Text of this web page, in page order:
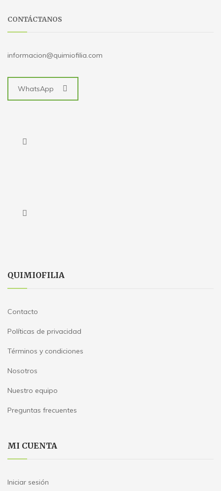
CONTÁCTANOS
informacion@quimiofilia.com
WhatsApp
QUIMIOFILIA
Contacto
Políticas de privacidad
Términos y condiciones
Nosotros
Nuestro equipo
Preguntas frecuentes
MI CUENTA
Iniciar sesión